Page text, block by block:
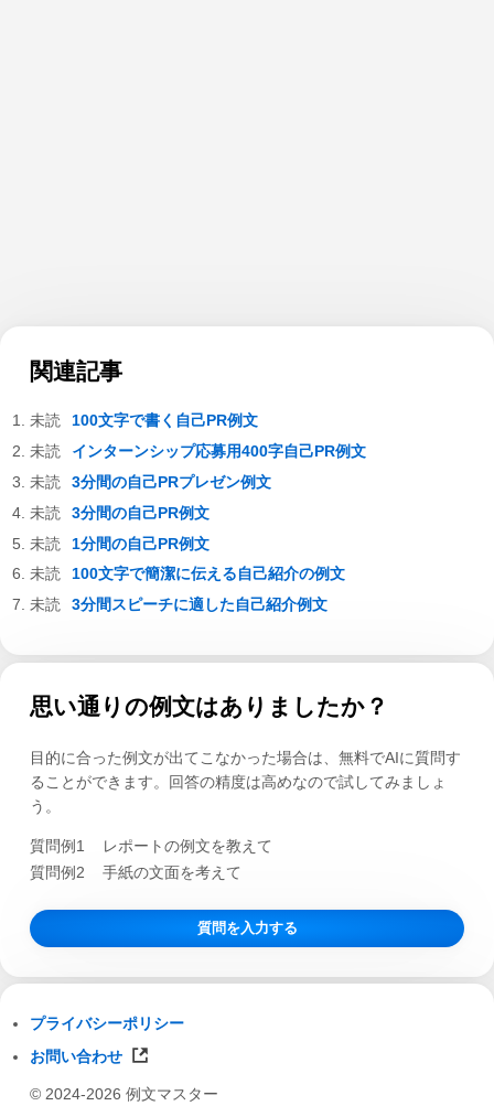
関連記事
100文字で書く自己PR例文
インターンシップ応募用400字自己PR例文
3分間の自己PRプレゼン例文
3分間の自己PR例文
1分間の自己PR例文
100文字で簡潔に伝える自己紹介の例文
3分間スピーチに適した自己紹介例文
思い通りの例文はありましたか？
目的に合った例文が出てこなかった場合は、無料でAIに質問す
ることができます。回答の精度は高めなので試してみましょ
う。
質問例1
レポートの例文を教えて
質問例2
手紙の文面を考えて
質問を入力する
プライバシーポリシー
お問い合わせ
© 2024-2026 例文マスター